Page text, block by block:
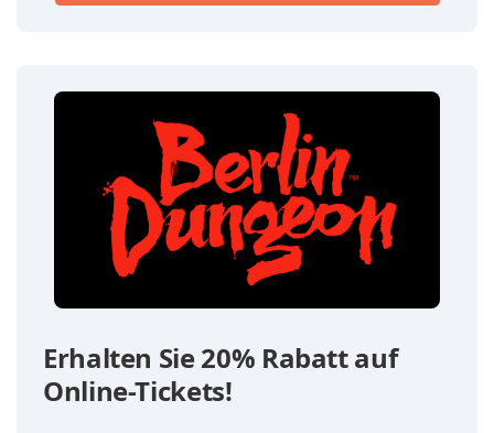
Erhalten Sie 20% Rabatt auf
Online-Tickets!